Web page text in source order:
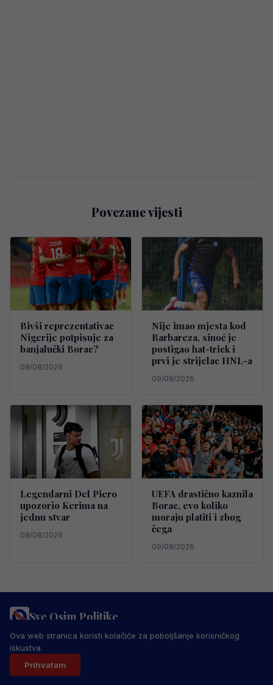
Povezane vijesti
Bivši reprezentativac
Nigerije potpisuje za
banjalučki Borac?
09/08/2026
Nije imao mjesta kod
Barbareza, sinoć je
postigao hat-trick i
prvi je strijelac HNL-a
09/08/2026
Legendarni Del Piero
upozorio Kerima na
jednu stvar
09/08/2026
UEFA drastično kaznila
Borac, evo koliko
moraju platiti i zbog
čega
09/08/2026
Sve Osim Politike
PRAVILA PRIVATNOSTI MARKETING
USLOVI KORIŠTENJA
IMPRESSUM
© 2026 Sve Osim Politike. Sva prava zadržana.
Ova web stranica koristi kolačiće za poboljšanje korisničkog
iskustva.
Prihvatam